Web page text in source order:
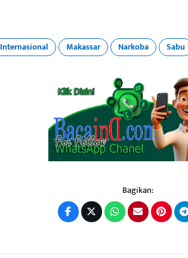
Internasional Makassar Narkoba Sabu
Bagikan: